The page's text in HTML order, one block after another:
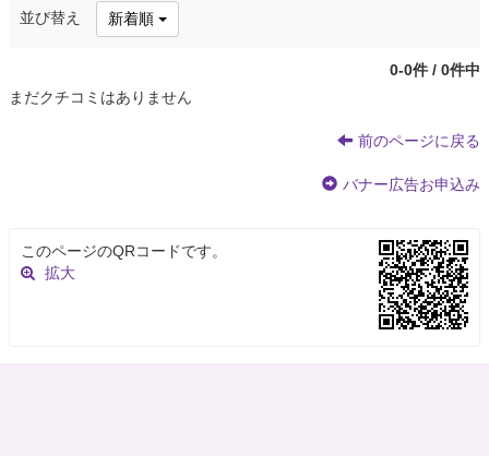
並び替え 新着順
0-0件 / 0件中
まだクチコミはありません
前のページに戻る
バナー広告お申込み
このページのQRコードです。
拡大